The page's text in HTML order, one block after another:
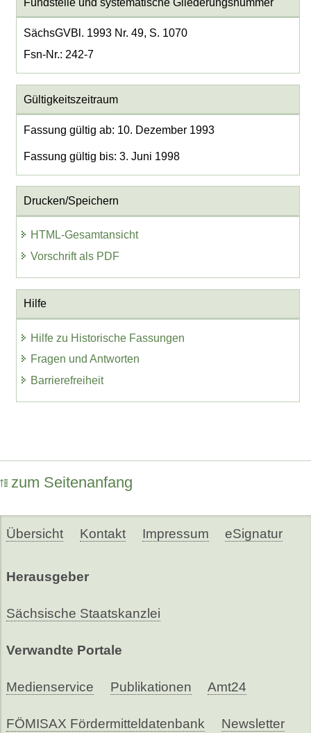
SächsGVBl. 1993 Nr. 49, S. 1070
Fsn-Nr.: 242-7
Gültigkeitszeitraum
Fassung gültig ab: 10. Dezember 1993
Fassung gültig bis: 3. Juni 1998
Drucken/Speichern
HTML-Gesamtansicht
Vorschrift als PDF
Hilfe
Hilfe zu Historische Fassungen
Fragen und Antworten
Barrierefreiheit
zum Seitenanfang
Übersicht Kontakt Impressum eSignatur
Herausgeber
Sächsische Staatskanzlei
Verwandte Portale
Medienservice Publikationen Amt24
FÖMISAX Fördermitteldatenbank Newsletter